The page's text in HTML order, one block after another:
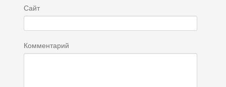
Сайт
Комментарий